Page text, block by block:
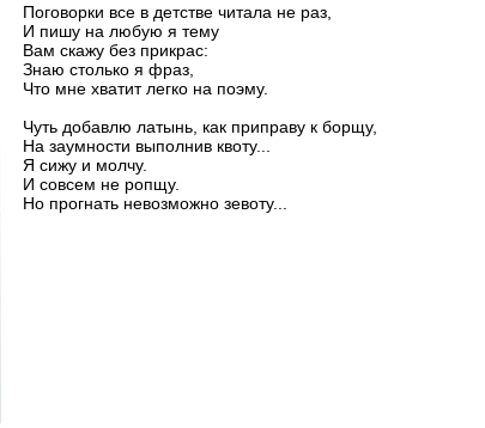
Поговорки все в детстве читала не раз,
И пишу на любую я тему
Вам скажу без прикрас:
Знаю столько я фраз,
Что мне хватит легко на поэму.
Чуть добавлю латынь, как приправу к борщу,
На заумности выполнив квоту...
Я сижу и молчу.
И совсем не ропщу.
Но прогнать невозможно зевоту...